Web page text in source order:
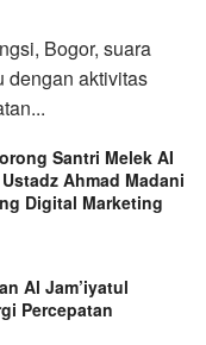
Bogor, suara
dengan aktivitas
Santri Melek AI
Ahmad Madani
Digital Marketing
Al Jam’iyatul
Percepatan